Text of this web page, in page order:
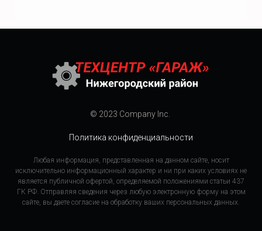
© 2023 Company Inc.
Политика конфиденциальности
Любая информация, представленная на данном сайте, носит
исключительно информационный характер и ни при каких условиях не
является публичной офертой, определяемой положениями статьи 437
ГК РФ. Отправляя сведения через любую электронную форму на этом
сайте, вы даете согласие на обработку ваших персональных данных.